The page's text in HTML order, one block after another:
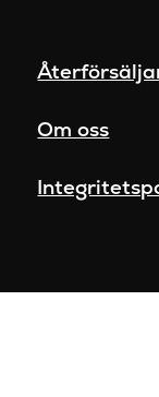
Om oss